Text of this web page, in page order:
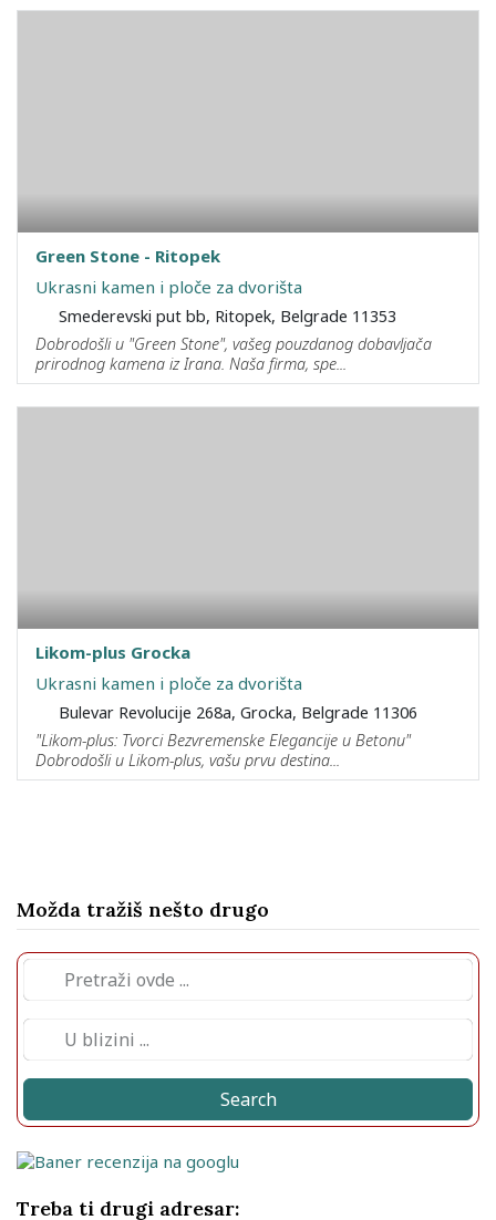
Green Stone - Ritopek
Ukrasni kamen i ploče za dvorišta
Smederevski put bb, Ritopek, Belgrade 11353
Dobrodošli u "Green Stone", vašeg pouzdanog dobavljača
prirodnog kamena iz Irana. Naša firma, spe...
Likom-plus Grocka
Ukrasni kamen i ploče za dvorišta
Bulevar Revolucije 268a, Grocka, Belgrade 11306
"Likom-plus: Tvorci Bezvremenske Elegancije u Betonu"
Dobrodošli u Likom-plus, vašu prvu destina...
Možda tražiš nešto drugo
Search
Treba ti drugi adresar: